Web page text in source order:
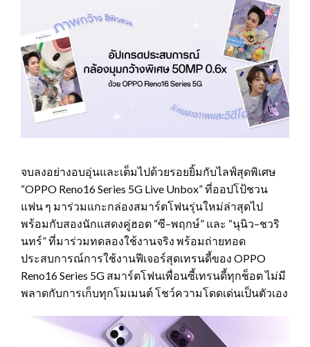
จบลงอย่างอบอุ่นและเต็มไปด้วยรอยยิ้มกับไลฟ์สุดพิเศษ
“OPPO Reno16 Series 5G Live Unbox” ที่ออปโป้ชวน
แฟน ๆ มาร่วมแกะกล่องสมาร์ตโฟนรุ่นใหม่ล่าสุดไป
พร้อมกับสองนักแสดงคู่ฮอต “ซี–พฤกษ์” และ “นุนิว–ชวริ
นทร์” ที่มาร่วมทดลองใช้งานจริง พร้อมถ่ายทอด
ประสบการณ์การใช้งานฟีเจอร์สุดเทรนดี้ของ OPPO
Reno16 Series 5G สมาร์ตโฟนเพื่อนซี้เทรนดี้ทุกช็อต ไม่มี
พลาดกับการเก็บทุกโมเมนต์ โชว์ความโดดเด่นเป็นตัวเอง